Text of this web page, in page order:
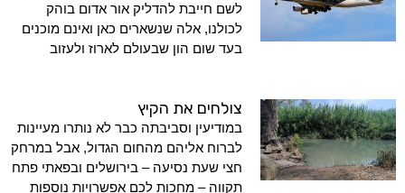
לשם חייבת להדליק אור אדום בוהק
לכולנו, אלה שנשארים כאן ואינם מוכנים
בעד שום הון שבעולם לארוז ולעזוב
צולחים את הקיץ
במודיעין וסביבתה כבר לא נותרו מעיינות
לברוח אליהם מהחום הגדול, אבל במרחק
חצי שעת נסיעה – בירושלים ובפאתי פתח
תקווה – מחכות לכם אפשרויות נוספות